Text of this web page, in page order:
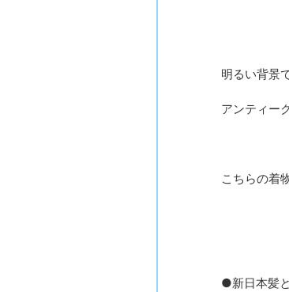
明るい背景
アンティー
こちらの着
●新日本髪